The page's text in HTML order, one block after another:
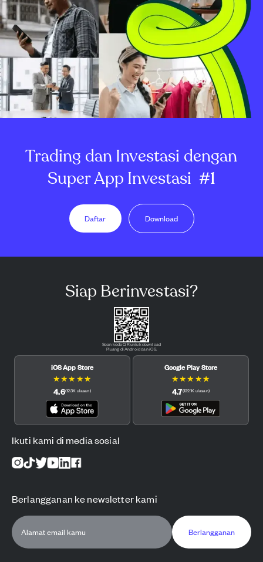
Trading dan Investasi dengan
Super App Investasi #1
Daftar Download
Siap Berinvestasi?
Scan kode QR untuk download
Pluang di Android dan iOS.
iOS App Store
★★★ ★★
4.6(12.3K ulasan)
Google Play Store
★★★ ★★
4.7(122.1K ulasan)
Ikuti kami di media sosial
Berlangganan ke newsletter kami
Berlangganan